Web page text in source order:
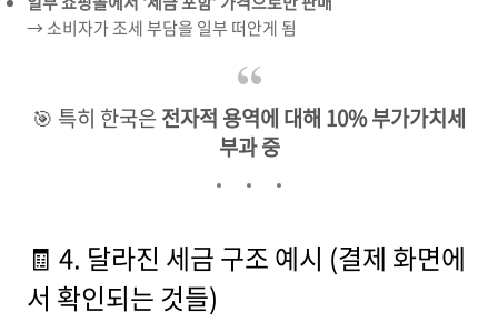
→ 소비자가 조세 부담을 일부 떠안게 됨
🎯 특히 한국은전자적 용역에 대해 10% 부가가치세
부과 중
🧾 4. 달라진 세금 구조 예시 (결제 화면에
서 확인되는 것들)